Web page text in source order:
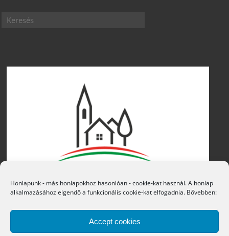
Honlapunk - más honlapokhoz hasonlóan - cookie-kat használ. A honlap
alkalmazásához elgendő a funkcionális cookie-kat elfogadnia. Bővebben:
Accept cookies